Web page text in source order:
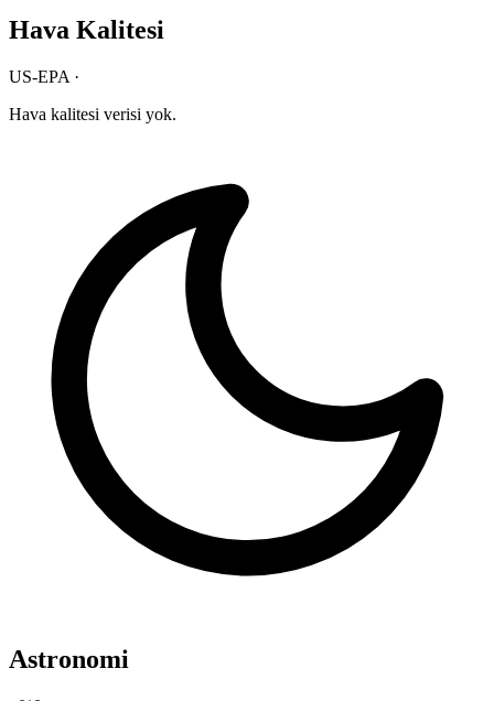
Hava Kalitesi
US-EPA ·
Hava kalitesi verisi yok.
Astronomi